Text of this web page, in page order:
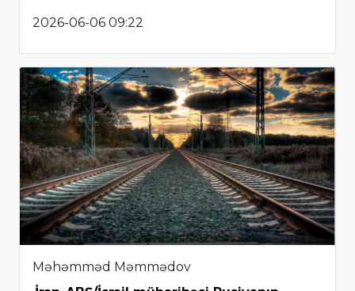
2026-06-06 09:22
Məhəmməd Məmmədov